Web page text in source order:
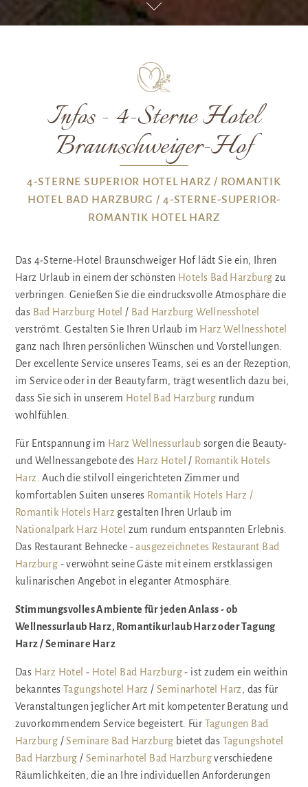
Infos - 4-Sterne Hotel
Braunschweiger-Hof
4-STERNE SUPERIOR HOTEL HARZ / ROMANTIK
HOTEL BAD HARZBURG / 4-STERNE-SUPERIOR-
ROMANTIK HOTEL HARZ
Das 4-Sterne-Hotel Braunschweiger Hof lädt Sie ein, Ihren
Harz Urlaub in einem der schönsten Hotels Bad Harzburg zu
verbringen. Genießen Sie die eindrucksvolle Atmosphäre die
das Bad Harzburg Hotel / Bad Harzburg Wellnesshotel
verströmt. Gestalten Sie Ihren Urlaub im Harz Wellnesshotel
ganz nach Ihren persönlichen Wünschen und Vorstellungen.
Der excellente Service unseres Teams, sei es an der Rezeption,
im Service oder in der Beautyfarm, trägt wesentlich dazu bei,
dass Sie sich in unserem Hotel Bad Harzburg rundum
wohlfühlen.
Für Entspannung im Harz Wellnessurlaub sorgen die Beauty-
und Wellnessangebote des Harz Hotel / Romantik Hotels
Harz . Auch die stilvoll eingerichteten Zimmer und
komfortablen Suiten unseres Romantik Hotels Harz /
Romantik Hotels Harz gestalten Ihren Urlaub im
Nationalpark Harz Hotel zum rundum entspannten Erlebnis.
Das Restaurant Behnecke -ausgezeichnetes Restaurant Bad
Harzburg - verwöhnt seine Gäste mit einem erstklassigen
kulinarischen Angebot in eleganter Atmosphäre.
Stimmungsvolles Ambiente für jeden Anlass - ob
Wellnessurlaub Harz, Romantikurlaub Harz oder Tagung
Harz / Seminare Harz
Das Harz Hotel - Hotel Bad Harzburg- ist zudem ein weithin
bekanntesTagungshotel Harz /Seminarhotel Harz, das für
Veranstaltungen jeglicher Art mit kompetenter Beratung und
zuvorkommendem Service begeistert. Für Tagungen Bad
Harzburg /Seminare Bad Harzburg bietet das Tagungshotel
Bad Harzburg /Seminarhotel Bad Harzburgverschiedene
Räumlichkeiten, die an Ihre individuellen Anforderungen